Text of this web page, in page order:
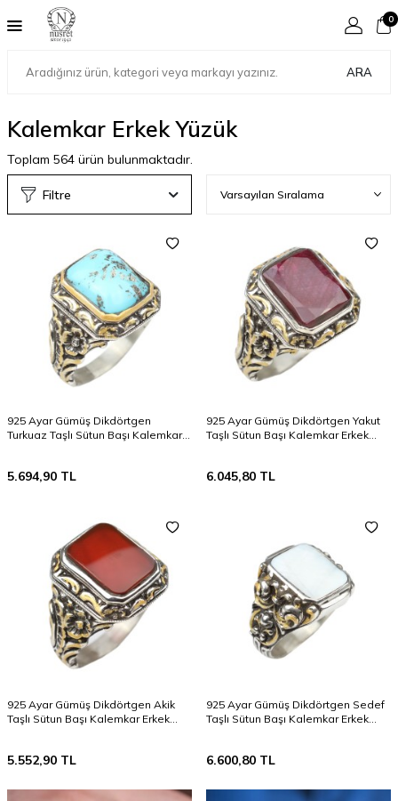
ARA
0
Kalemkar Erkek Yüzük
Toplam 564 ürün bulunmaktadır.
Filtre
925 Ayar Gümüş Dikdörtgen
Turkuaz Taşlı Sütun Başı Kalemkar
5.694,90 TL
925 Ayar Gümüş Dikdörtgen Yakut
Taşlı Sütun Başı Kalemkar Erkek
6.045,80 TL
925 Ayar Gümüş Dikdörtgen Akik
Taşlı Sütun Başı Kalemkar Erkek
5.552,90 TL
925 Ayar Gümüş Dikdörtgen Sedef
Taşlı Sütun Başı Kalemkar Erkek
6.600,80 TL